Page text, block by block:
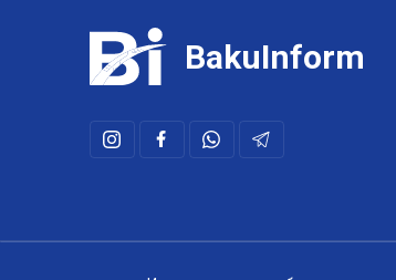
BakuInform